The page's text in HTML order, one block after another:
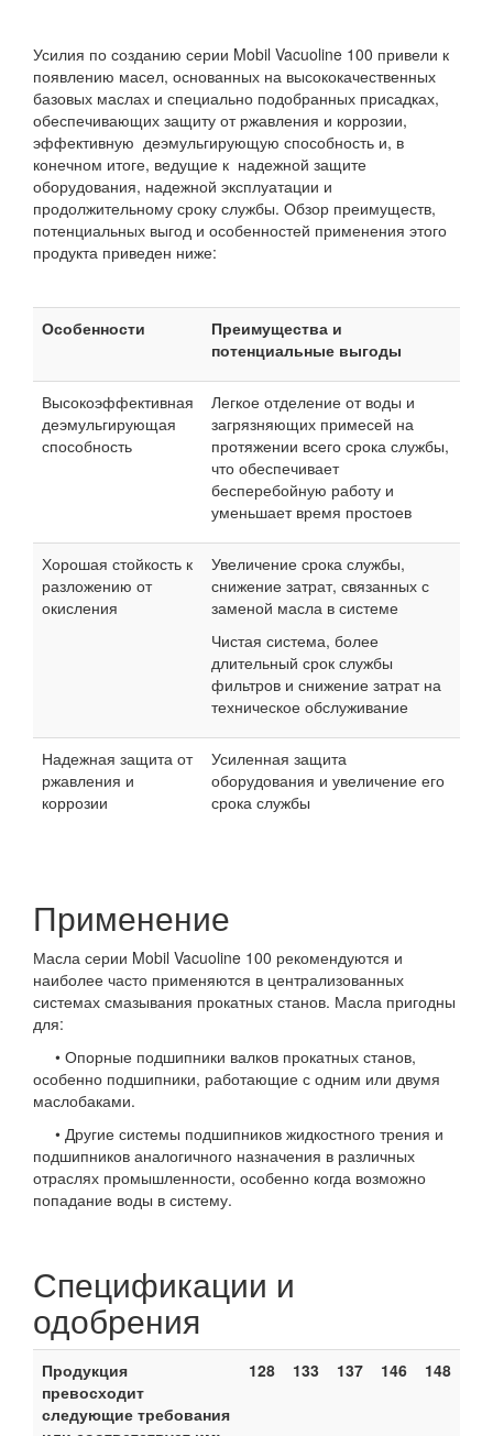
Усилия по созданию серии Mobil Vacuoline 100 привели к
появлению масел, основанных на высококачественных
базовых маслах и специально подобранных присадках,
обеспечивающих защиту от ржавления и коррозии,
эффективную деэмульгирующую способность и, в
конечном итоге, ведущие к надежной защите
оборудования, надежной эксплуатации и
продолжительному сроку службы. Обзор преимуществ,
потенциальных выгод и особенностей применения этого
продукта приведен ниже:
Особенности
Преимущества и
потенциальные выгоды
Высокоэффективная
деэмульгирующая
способность
Легкое отделение от воды и
загрязняющих примесей на
протяжении всего срока службы,
что обеспечивает
бесперебойную работу и
уменьшает время простоев
Хорошая стойкость к
разложению от
окисления
Увеличение срока службы,
снижение затрат, связанных с
заменой масла в системе
Чистая система, более
длительный срок службы
фильтров и снижение затрат на
техническое обслуживание
Надежная защита от
ржавления и
коррозии
Усиленная защита
оборудования и увеличение его
срока службы
Применение
Масла серии Mobil Vacuoline 100 рекомендуются и
наиболее часто применяются в централизованных
системах смазывания прокатных станов. Масла пригодны
для:
• Опорные подшипники валков прокатных станов,
особенно подшипники, работающие с одним или двумя
маслобаками.
• Другие системы подшипников жидкостного трения и
подшипников аналогичного назначения в различных
отраслях промышленности, особенно когда возможно
попадание воды в систему.
Спецификации и
одобрения
Продукция
превосходит
следующие требования
128 133 137 146 148